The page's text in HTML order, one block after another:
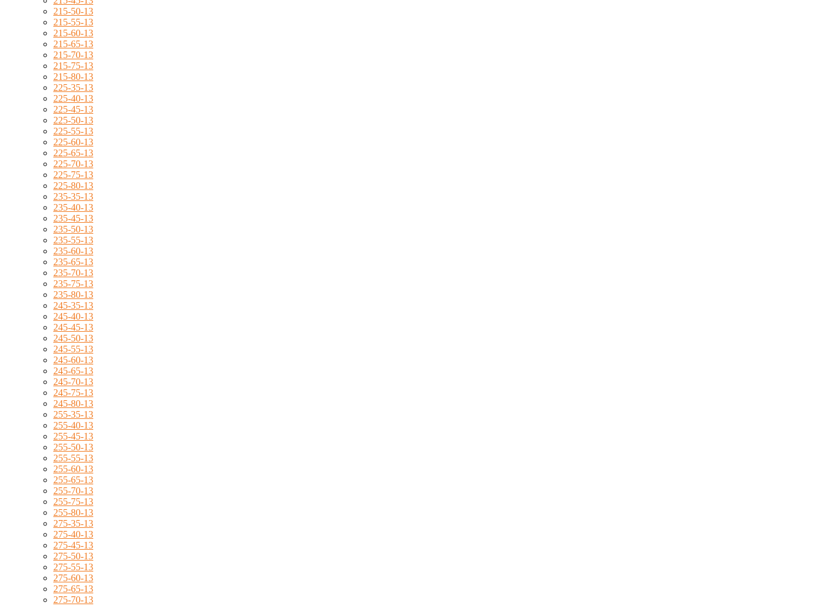
215-50-13
215-55-13
215-60-13
215-65-13
215-70-13
215-75-13
215-80-13
225-35-13
225-40-13
225-45-13
225-50-13
225-55-13
225-60-13
225-65-13
225-70-13
225-75-13
225-80-13
235-35-13
235-40-13
235-45-13
235-50-13
235-55-13
235-60-13
235-65-13
235-70-13
235-75-13
235-80-13
245-35-13
245-40-13
245-45-13
245-50-13
245-55-13
245-60-13
245-65-13
245-70-13
245-75-13
245-80-13
255-35-13
255-40-13
255-45-13
255-50-13
255-55-13
255-60-13
255-65-13
255-70-13
255-75-13
255-80-13
275-35-13
275-40-13
275-45-13
275-50-13
275-55-13
275-60-13
275-65-13
275-70-13